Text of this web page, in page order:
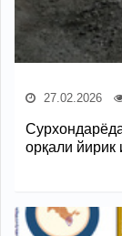
27.02.2026
орқали йирик